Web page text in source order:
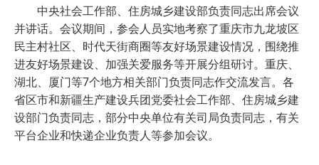
中央社会工作部、住房城乡建设部负责同志出席会议
并讲话。会议期间，参会人员实地考察了重庆市九龙坡区
民主村社区、时代天街商圈等友好场景建设情况，围绕推
进友好场景建设、加强关爱服务等开展分组研讨。重庆、
湖北、厦门等7个地方相关部门负责同志作交流发言。各
省区市和新疆生产建设兵团党委社会工作部、住房城乡建
设部门负责同志，部分中央单位有关司局负责同志，有关
平台企业和快递企业负责人等参加会议。